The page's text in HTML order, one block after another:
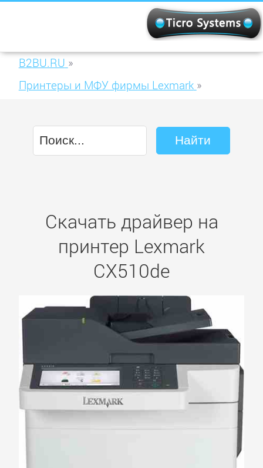
B2BU.RU »
Принтеры и МФУ фирмы Lexmark »
Скачать драйвер на
принтер Lexmark
CX510de